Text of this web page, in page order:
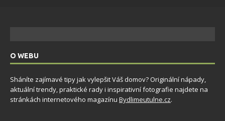
O WEBU
Sháníte zajímavé tipy jak vylepšit Váš domov? Originální nápady,
aktuální trendy, praktické rady i inspirativní fotografie najdete na
stránkách internetového magazínu Bydlimeutulne.cz.